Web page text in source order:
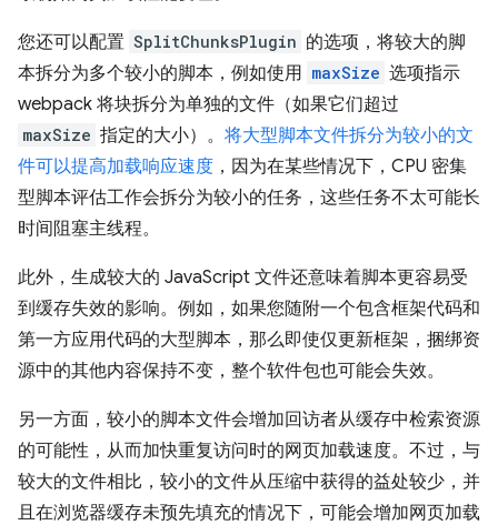
您还可以配置 SplitChunksPlugin 的选项，将较大的脚
本拆分为多个较小的脚本，例如使用 maxSize 选项指示
webpack 将块拆分为单独的文件（如果它们超过
maxSize 指定的大小）。 将大型脚本文件拆分为较小的文
件可以提高加载响应速度 ，因为在某些情况下，CPU 密集
型脚本评估工作会拆分为较小的任务，这些任务不太可能长
时间阻塞主线程。
此外，生成较大的 JavaScript 文件还意味着脚本更容易受
到缓存失效的影响。例如，如果您随附一个包含框架代码和
第一方应用代码的大型脚本，那么即使仅更新框架，捆绑资
源中的其他内容保持不变，整个软件包也可能会失效。
另一方面，较小的脚本文件会增加回访者从缓存中检索资源
的可能性，从而加快重复访问时的网页加载速度。不过，与
较大的文件相比，较小的文件从压缩中获得的益处较少，并
且在浏览器缓存未预先填充的情况下，可能会增加网页加载